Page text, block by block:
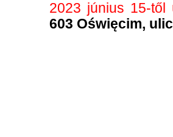
2023 június 15-től
603 Oświęcim,